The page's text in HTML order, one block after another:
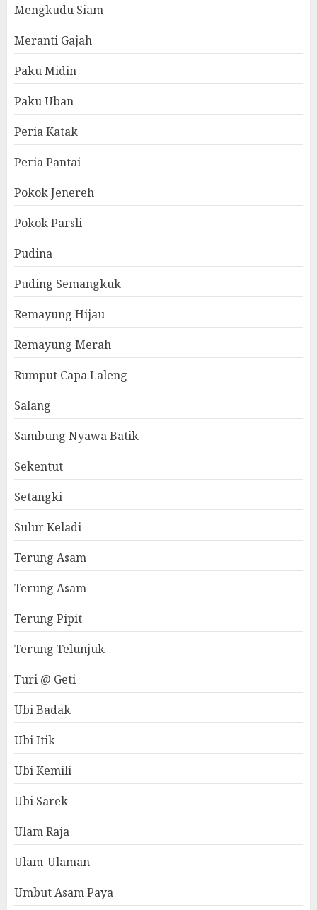
Mengkudu Siam
Meranti Gajah
Paku Midin
Paku Uban
Peria Katak
Peria Pantai
Pokok Jenereh
Pokok Parsli
Pudina
Puding Semangkuk
Remayung Hijau
Remayung Merah
Rumput Capa Laleng
Salang
Sambung Nyawa Batik
Sekentut
Setangki
Sulur Keladi
Terung Asam
Terung Asam
Terung Pipit
Terung Telunjuk
Turi @ Geti
Ubi Badak
Ubi Itik
Ubi Kemili
Ubi Sarek
Ulam Raja
Ulam-Ulaman
Umbut Asam Paya